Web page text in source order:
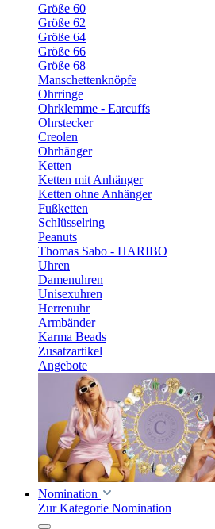
Größe 60
Größe 62
Größe 64
Größe 66
Größe 68
Manschettenknöpfe
Ohrringe
Ohrklemme - Earcuffs
Ohrstecker
Creolen
Ohrhänger
Ketten
Ketten mit Anhänger
Ketten ohne Anhänger
Fußketten
Schlüsselring
Peanuts
Thomas Sabo - HARIBO
Uhren
Damenuhren
Unisexuhren
Herrenuhr
Armbänder
Karma Beads
Zusatzartikel
Angebote
Nomination
Zur Kategorie Nomination